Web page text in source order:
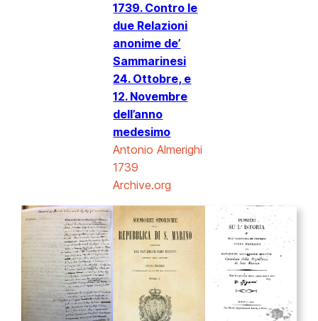
1739. Contro le
due Relazioni
anonime de’
Sammarinesi
24. Ottobre, e
12. Novembre
dell’anno
medesimo
Antonio Almerighi
1739
Archive.org